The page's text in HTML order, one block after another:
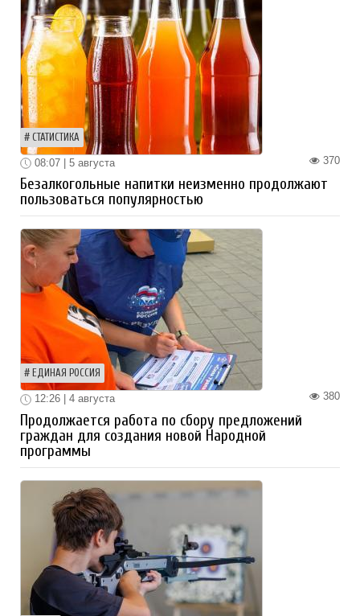
СТАТИСТИКА
370
08:07 | 5 августа
Безалкогольные напитки неизменно продолжают
пользоваться популярностью
ЕДИНАЯ РОССИЯ
380
12:26 | 4 августа
Продолжается работа по сбору предложений
граждан для создания новой Народной
программы